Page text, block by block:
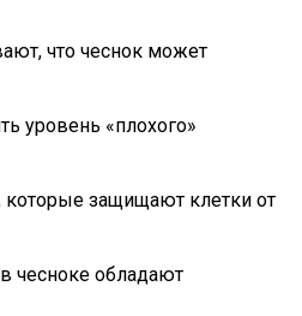
что чеснок может
уровень «плохого»
которые защищают клетки от
чесноке обладают